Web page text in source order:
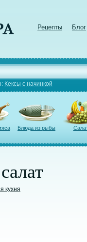
Рецепты Блог
Кексы с начинкой
Блюда из рыбы
кухня